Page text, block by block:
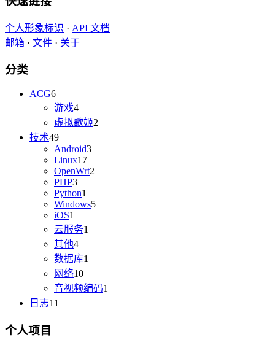
个人形象标识 · API 文档
邮箱 · 文件 · 关于
分类
ACG6
游戏4
虚拟歌姬2
技术49
Android3
Linux17
OpenWrt2
PHP3
Python1
Windows5
iOS1
云服务1
其他4
数据库1
网络10
音视频编码1
日志11
个人项目